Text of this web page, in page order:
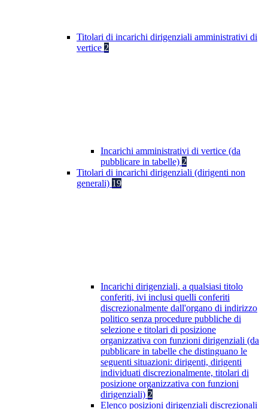
Titolari di incarichi dirigenziali amministrativi di
vertice 2
Incarichi amministrativi di vertice (da
pubblicare in tabelle) 2
Titolari di incarichi dirigenziali (dirigenti non
generali) 19
Incarichi dirigenziali, a qualsiasi titolo
conferiti, ivi inclusi quelli conferiti
discrezionalmente dall'organo di indirizzo
politico senza procedure pubbliche di
selezione e titolari di posizione
organizzativa con funzioni dirigenziali (da
pubblicare in tabelle che distinguano le
seguenti situazioni: dirigenti, dirigenti
individuati discrezionalmente, titolari di
posizione organizzativa con funzioni
dirigenziali) 2
Elenco posizioni dirigenziali discrezionali